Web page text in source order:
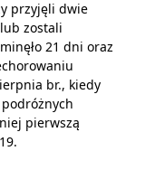
przyjęli dwie
zostali
21 dni oraz
br., kiedy
pierwszą